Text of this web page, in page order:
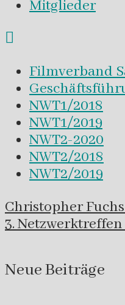
Mitglieder
Filmverband
NWT1/2018
NWT1/2019
NWT2-2020
NWT2/2018
NWT2/2019
Navigation
innerhalb
Christopher
3. Netzwerktreffen
Neue Beiträge